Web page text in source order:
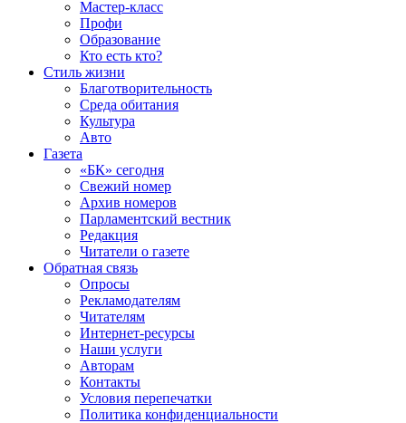
Мастер-класс
Профи
Образование
Кто есть кто?
Стиль жизни
Благотворительность
Среда обитания
Культура
Авто
Газета
«БК» сегодня
Свежий номер
Архив номеров
Парламентский вестник
Редакция
Читатели о газете
Обратная связь
Опросы
Рекламодателям
Читателям
Интернет-ресурсы
Наши услуги
Авторам
Контакты
Условия перепечатки
Политика конфиденциальности